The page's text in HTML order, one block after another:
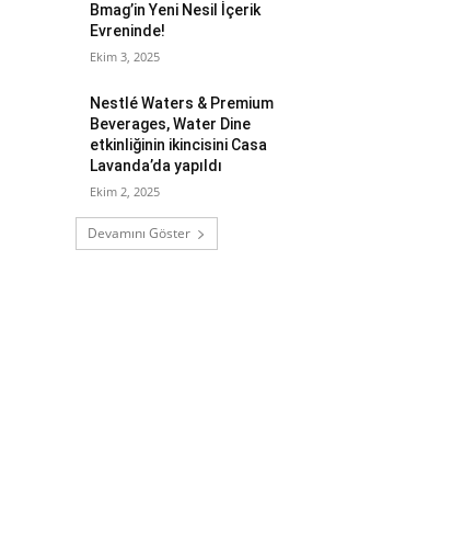
Bmag’in Yeni Nesil İçerik
Evreninde!
Ekim 3, 2025
Nestlé Waters & Premium
Beverages, Water Dine
etkinliğinin ikincisini Casa
Lavanda’da yapıldı
Ekim 2, 2025
Devamını Göster